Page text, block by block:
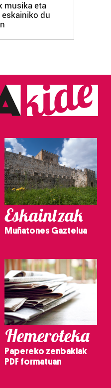
musika eta
du
Eskaintzak
Muñatones Gaztelua
Hemeroteka
Papereko zenbakiak
PDF formatuan